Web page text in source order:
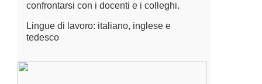
confrontarsi con i docenti e i colleghi.
Lingue di lavoro: italiano, inglese e
tedesco